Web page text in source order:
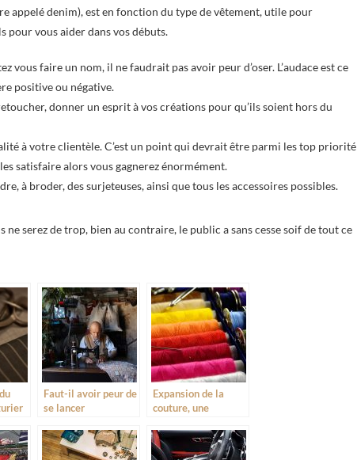
appelé denim), est en fonction du type de vêtement, utile pour
pour vous aider dans vos débuts.
vous faire un nom, il ne faudrait pas avoir peur d’oser. L’audace est ce
positive ou négative.
donner un esprit à vos créations pour qu’ils soient hors du
à votre clientèle. C’est un point qui devrait être parmi les top priorité
satisfaire alors vous gagnerez énormément.
à broder, des surjeteuses, ainsi que tous les accessoires possibles.
ne serez de trop, bien au contraire, le public a sans cesse soif de tout ce
Faut-il avoir peur de
se lancer
la couture?
Expansion de la
couture, une
secteur du textile